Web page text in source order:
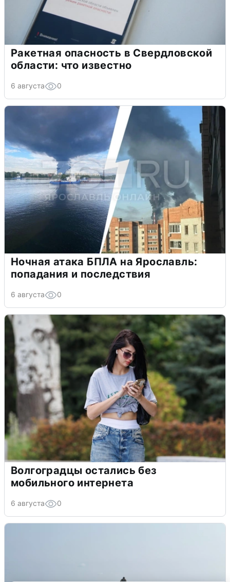
Ракетная опасность в Свердловской
области: что известно
6 августа 0
Ночная атака БПЛА на Ярославль:
попадания и последствия
6 августа 0
Волгоградцы остались без
мобильного интернета
6 августа 0